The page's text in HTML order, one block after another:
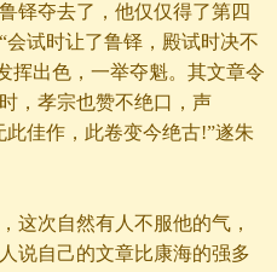
铎夺去了，他仅仅得了第四
试时让了鲁铎，殿试时决不
挥出色，一举夺魁。其文章令
，孝宗也赞不绝口，声
佳作，此卷变今绝古!”遂朱
这次自然有人不服他的气，
说自己的文章比康海的强多